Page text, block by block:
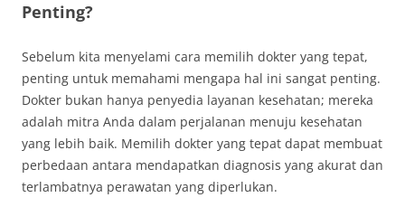
Penting?
Sebelum kita menyelami cara memilih dokter yang tepat,
penting untuk memahami mengapa hal ini sangat penting.
Dokter bukan hanya penyedia layanan kesehatan; mereka
adalah mitra Anda dalam perjalanan menuju kesehatan
yang lebih baik. Memilih dokter yang tepat dapat membuat
perbedaan antara mendapatkan diagnosis yang akurat dan
terlambatnya perawatan yang diperlukan.